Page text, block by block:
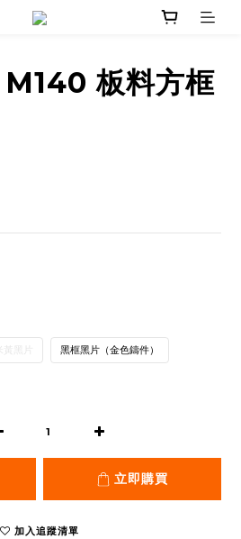
板料方框
黑框黑片（金色鑄件）
立即購買
加入追蹤清單